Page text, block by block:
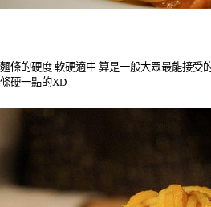
麵條的硬度 軟硬適中 算是一般大眾最能接受
條硬一點的XD